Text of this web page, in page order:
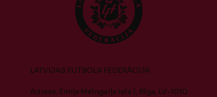
LATVIJAS FUTBOLA FEDERĀCIJA
Adrese: Emiļa Melngaiļa iela 1, Rīga, LV-1010